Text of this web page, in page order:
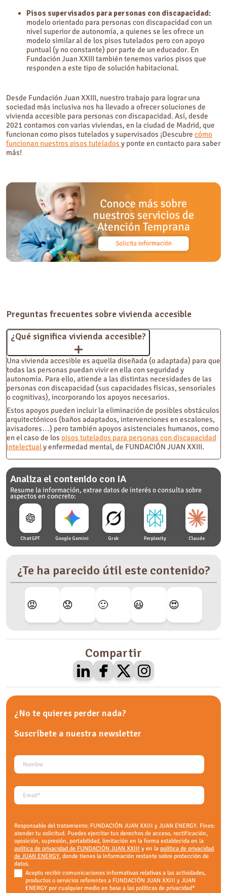
Pisos supervisados para personas con discapacidad:
modelo orientado para personas con discapacidad con un
nivel superior de autonomía, a quienes se les ofrece un
modelo similar al de los pisos tutelados pero con apoyo
puntual (y no constante) por parte de un educador. En
Fundación Juan XXIII también tenemos varios pisos que
responden a este tipo de solución habitacional.
Desde Fundación Juan XXIII, nuestro trabajo para lograr una
sociedad más inclusiva nos ha llevado a ofrecer soluciones de
vivienda accesible para personas con discapacidad. Así, desde
2021 contamos con varias viviendas, en la ciudad de Madrid, que
funcionan como pisos tutelados y supervisados ¡Descubre cómo
funcionan nuestros pisos tutelados y ponte en contacto para saber
más!
Preguntas frecuentes sobre vivienda accesible
¿Qué significa vivienda accesible?
Una vivienda accesible es aquella diseñada (o adaptada) para que
todas las personas puedan vivir en ella con seguridad y
autonomía. Para ello, atiende a las distintas necesidades de las
personas con discapacidad (sus capacidades físicas, sensoriales
o cognitivas), incorporando los apoyos necesarios.
Estos apoyos pueden incluir la eliminación de posibles obstáculos
arquitectónicos (baños adaptados, intervenciones en escalones,
avisadores…) pero también apoyos asistenciales humanos, como
en el caso de los pisos tutelados para personas con discapacidad
intelectualy enfermedad mental, de FUNDACIÓN JUAN XXIII.
Analiza el contenido con IA
Resume la información, extrae datos de interés o consulta sobre
aspectos en concreto:
ChatGPT Google Gemini Grok Perplexity Claude
¿Te ha parecido útil este contenido?
😡 😟 🙂 😃 😍
Compartir
¿No te quieres perder nada?
Suscríbete a nuestra newsletter
Responsable del tratamiento: FUNDACIÓN JUAN XXIII y JUAN ENERGY. Fines:
atender tu solicitud. Puedes ejercitar tus derechos de acceso, rectificación,
oposición, supresión, portabilidad, limitación en la forma establecida en la
política de privacidad de FUNDACIÓN JUAN XXIII y en la política de privacidad
de JUAN ENERGY, donde tienes la información restante sobre protección de
datos.
Acepto recibir comunicaciones informativas relativas a las actividades,
productos o servicios referentes a FUNDACIÓN JUAN XXIII y JUAN
ENERGY por cualquier medio en base a las políticas de privacidad*